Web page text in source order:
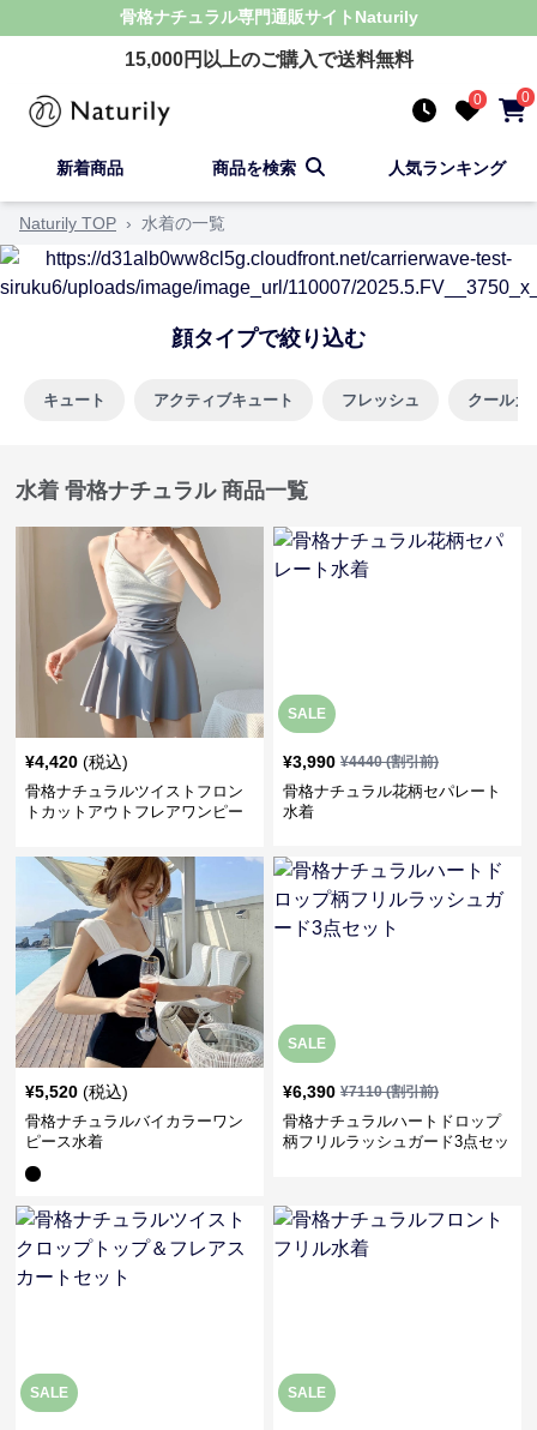
骨格ナチュラル専門通販サイト Naturily
15,000円以上のご購入で送料無料
0 0
新着商品 商品を検索 人気ランキング
Naturily TOP › 水着の一覧
顔タイプで絞り込む
キュート アクティブキュート フレッシュ クールカ
水着 骨格ナチュラル 商品一覧
¥4,420 (税込)
骨格ナチュラルツイストフロン
トカットアウトフレアワンピー
SALE
¥3,990 ¥4440(割引前)
骨格ナチュラル花柄セパレート
水着
¥5,520 (税込)
骨格ナチュラルバイカラーワン
ピース水着
SALE
¥6,390 ¥7110(割引前)
骨格ナチュラルハートドロップ
柄フリルラッシュガード3点セッ
SALE SALE